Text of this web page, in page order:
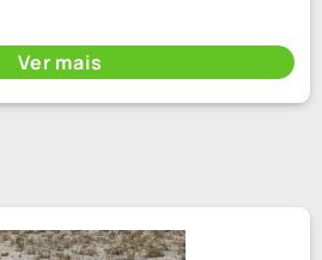
Ver mais